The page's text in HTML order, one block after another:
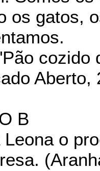
os gatos,
cozido
Aberto,
B
o